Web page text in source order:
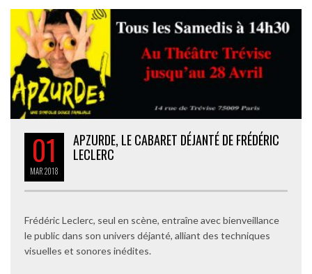
01
MAR2018
APZURDE, LE CABARET DÉJANTÉ DE FRÉDÉRIC
LECLERC
Frédéric Leclerc, seul en scène, entraîne avec bienveillance
le public dans son univers déjanté, alliant des techniques
visuelles et sonores inédites.